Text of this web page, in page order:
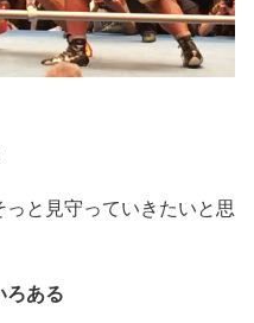
と見守っていきたいと思
ろある